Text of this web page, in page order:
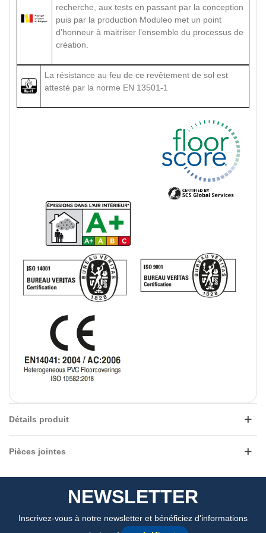
recherche, aux tests en passant par la conception
puis par la production Moduleo met un point
d’honneur à maitriser l’ensemble du processus de
création.
La résistance au feu de ce revêtement de sol est
attesté par la norme EN 13501-1
Détails produit
Pièces jointes
NEWSLETTER
Inscrivez-vous à notre newsletter et bénéficiez d'informations